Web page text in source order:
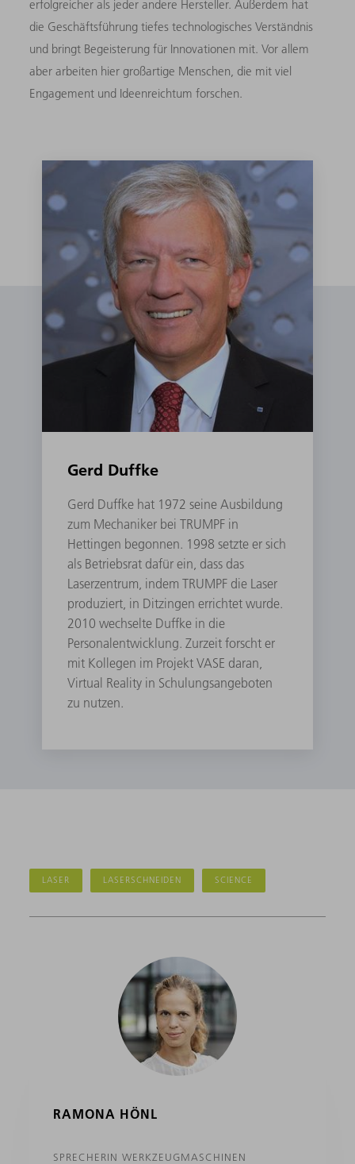
erfolgreicher als jeder andere Hersteller. Außerdem hat
die Geschäftsführung tiefes technologisches Verständnis
und bringt Begeisterung für Innovationen mit. Vor allem
aber arbeiten hier großartige Menschen, die mit viel
Engagement und Ideenreichtum forschen.
Gerd Duffke
Gerd Duffke hat 1972 seine Ausbildung
zum Mechaniker bei TRUMPF in
Hettingen begonnen. 1998 setzte er sich
als Betriebsrat dafür ein, dass das
Laserzentrum, indem TRUMPF die Laser
produziert, in Ditzingen errichtet wurde.
2010 wechselte Duffke in die
Personalentwicklung. Zurzeit forscht er
mit Kollegen im Projekt VASE daran,
Virtual Reality in Schulungsangeboten
zu nutzen.
LASER LASERSCHNEIDEN SCIENCE
RAMONA HÖNL
SPRECHERIN WERKZEUGMASCHINEN